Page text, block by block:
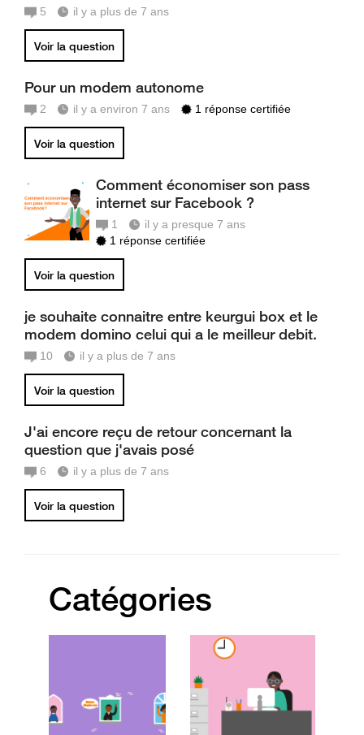
5 il y a plus de 7 ans
Voir la question
Pour un modem autonome
2 il y a environ 7 ans 1 réponse certifiée
Voir la question
Comment économiser son pass
internet sur Facebook ?
1
il y a presque 7 ans
1 réponse certifiée
Voir la question
je souhaite connaitre entre keurgui box et le
modem domino celui qui a le meilleur debit.
10 il y a plus de 7 ans
Voir la question
J'ai encore reçu de retour concernant la
question que j'avais posé
6 il y a plus de 7 ans
Voir la question
Catégories